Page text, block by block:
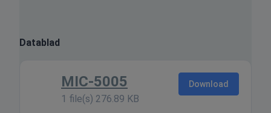
Datablad
MIC-5005
1 file(s) 276.89 KB
Download